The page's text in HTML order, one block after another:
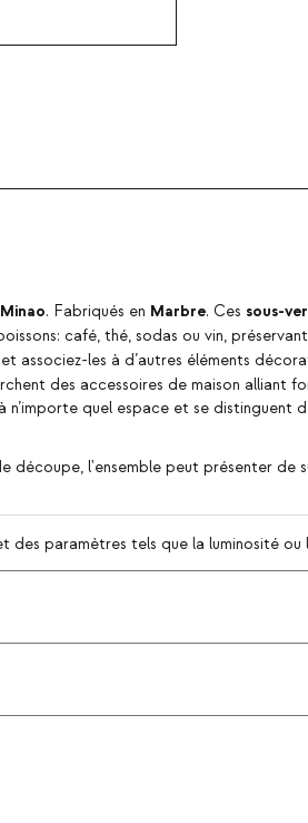
. Fabriqués en Marbre. Ces sous-
café, thé, sodas ou vin,
associez-les à d’autres éléments
des accessoires de maison alliant
quel espace et se distinguent
l'ensemble peut présenter de
paramètres tels que la luminosité